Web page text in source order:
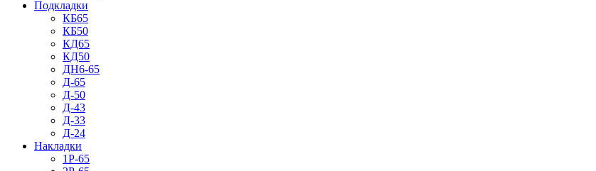
Подкладки
КБ65
КБ50
КД65
КД50
ДН6-65
Д-65
Д-50
Д-43
Д-33
Д-24
Накладки
1Р-65